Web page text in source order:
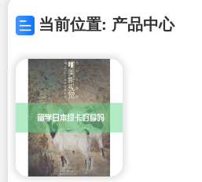
当前位置: 产品中心